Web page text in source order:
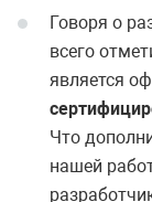
Говоря о
всего
является
Что
нашей